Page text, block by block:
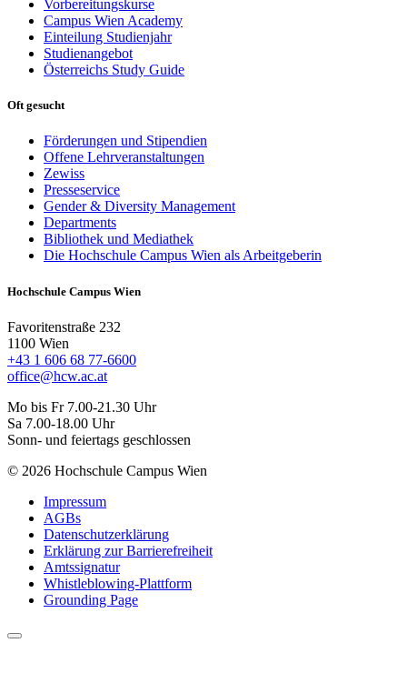
Vorbereitungskurse
Campus Wien Academy
Einteilung Studienjahr
Studienangebot
Österreichs Study Guide
Oft gesucht
Förderungen und Stipendien
Offene Lehrveranstaltungen
Zewiss
Presseservice
Gender & Diversity Management
Departments
Bibliothek und Mediathek
Die Hochschule Campus Wien als Arbeitgeberin
Hochschule Campus Wien
Favoritenstraße 232
1100 Wien
+43 1 606 68 77-6600
office@hcw.ac.at
Mo bis Fr 7.00-21.30 Uhr
Sa 7.00-18.00 Uhr
Sonn- und feiertags geschlossen
© 2026 Hochschule Campus Wien
Impressum
AGBs
Datenschutzerklärung
Erklärung zur Barrierefreiheit
Amtssignatur
Whistleblowing-Plattform
Grounding Page